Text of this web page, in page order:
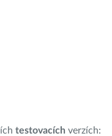
testovacích verzích: